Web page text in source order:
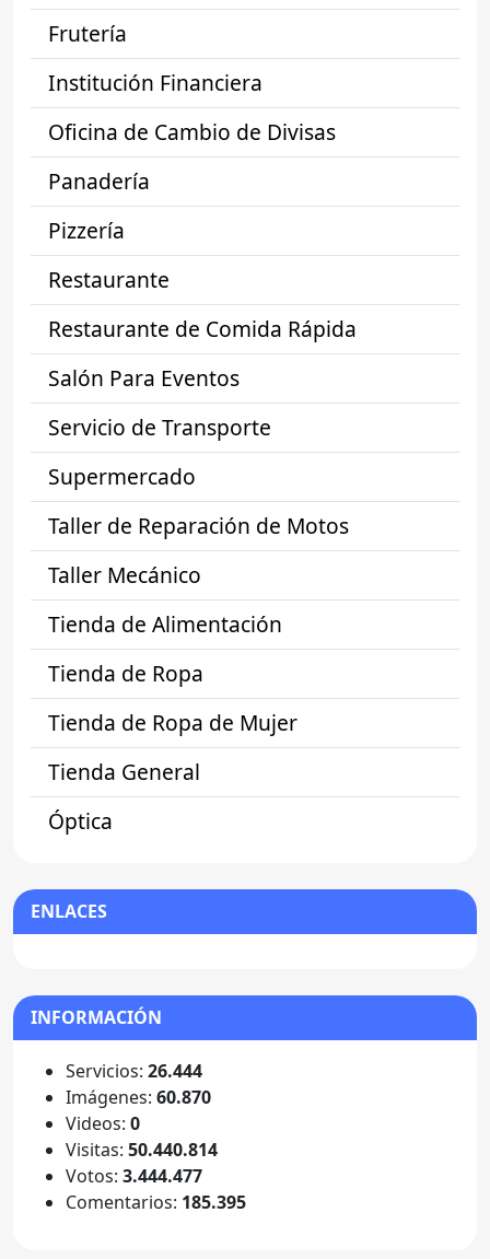
Frutería
Institución Financiera
Oficina de Cambio de Divisas
Panadería
Pizzería
Restaurante
Restaurante de Comida Rápida
Salón Para Eventos
Servicio de Transporte
Supermercado
Taller de Reparación de Motos
Taller Mecánico
Tienda de Alimentación
Tienda de Ropa
Tienda de Ropa de Mujer
Tienda General
Óptica
ENLACES
INFORMACIÓN
Servicios: 26.444
Imágenes: 60.870
Videos: 0
Visitas: 50.440.814
Votos: 3.444.477
Comentarios: 185.395